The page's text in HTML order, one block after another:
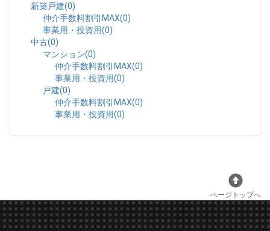
新築戸建(0)
仲介手数料割引MAX(0)
事業用・投資用(0)
中古(0)
マンション(0)
仲介手数料割引MAX(0)
事業用・投資用(0)
戸建(0)
仲介手数料割引MAX(0)
事業用・投資用(0)
ページトップへ